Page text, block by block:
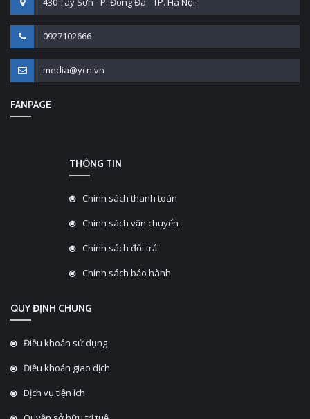
0927102666
media@ycn.vn
FANPAGE
THÔNG TIN
Chính sách thanh toán
Chính sách vận chuyển
Chính sách đổi trả
Chính sách bảo hành
QUY ĐỊNH CHUNG
Điều khoản sử dụng
Điều khoản giao dịch
Dịch vụ tiện ích